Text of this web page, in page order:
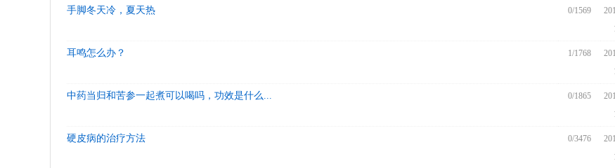
手脚冬天冷，夏天热 0/1569
耳鸣怎么办？ 1/1768
中药当归和苦参一起煮可以喝吗，功效是什么... 0/1865
硬皮病的治疗方法 0/3476